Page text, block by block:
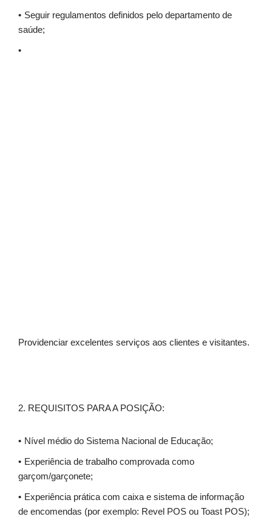
Seguir regulamentos definidos pelo departamento de
saúde;
Providenciar excelentes serviços aos clientes e visitantes.
2. REQUISITOS PARA A POSIÇÃO:
Nível médio do Sistema Nacional de Educação;
Experiência de trabalho comprovada como
garçom/garçonete;
Experiência prática com caixa e sistema de informação
de encomendas (por exemplo: Revel POS ou Toast POS);